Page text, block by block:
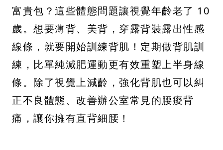
富貴包？這些體態問題讓視覺年齡老了 10
歲。想要薄背、美背，穿露背裝露出性感
線條，就要開始訓練背肌！定期做背肌訓
練，比單純減肥運動更有效重塑上半身線
條。除了視覺上減齡，強化背肌也可以糾
正不良體態、改善辦公室常見的腰痠背
痛，讓你擁有直背細腰！